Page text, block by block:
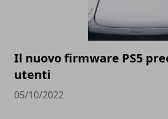
Il nuovo firmware PS5
utenti
05/10/2022